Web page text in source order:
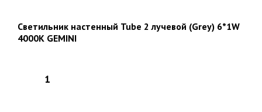
Светильник настенный Tube 2 лучевой (Grey) 6*1W
4000K GEMINI